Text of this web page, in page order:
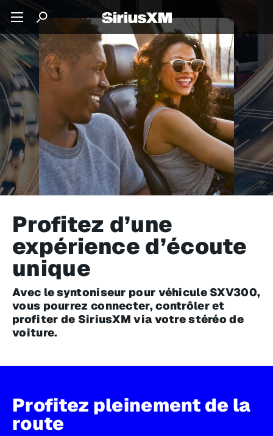
Profitez d’une
expérience d’écoute
unique
Avec le syntoniseur pour véhicule SXV300,
vous pourrez connecter, contrôler et
profiter de SiriusXM via votre stéréo de
voiture.
Profitez pleinement de la
route